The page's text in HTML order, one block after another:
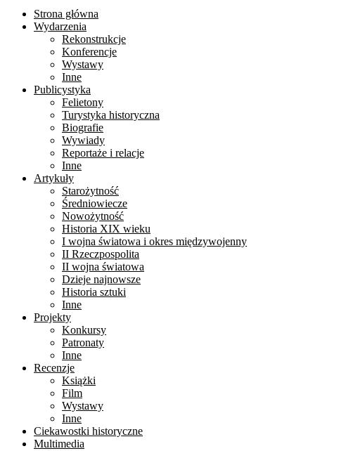
Strona główna
Wydarzenia
Rekonstrukcje
Konferencje
Wystawy
Inne
Publicystyka
Felietony
Turystyka historyczna
Biografie
Wywiady
Reportaże i relacje
Inne
Artykuły
Starożytność
Średniowiecze
Nowożytność
Historia XIX wieku
I wojna światowa i okres międzywojenny
II Rzeczpospolita
II wojna światowa
Dzieje najnowsze
Historia sztuki
Inne
Projekty
Konkursy
Patronaty
Inne
Recenzje
Książki
Film
Wystawy
Inne
Ciekawostki historyczne
Multimedia